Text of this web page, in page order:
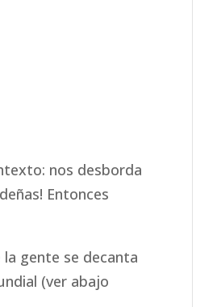
nos desborda
Entonces
gente se decanta
(ver abajo